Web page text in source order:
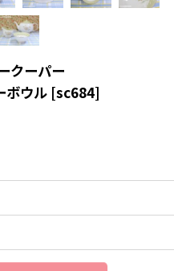
クーパー
ボウル [sc684]